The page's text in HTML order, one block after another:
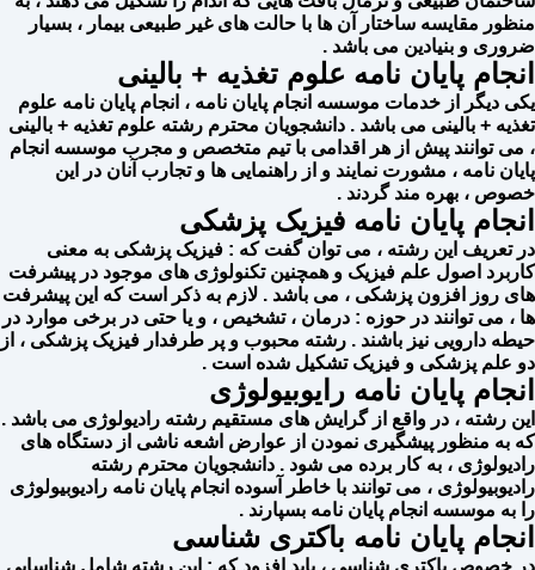
منظور مقایسه ساختار آن ها با حالت های غیر طبیعی بیمار ، بسیار
ضروری و بنیادین می باشد .
انجام پایان نامه علوم تغذیه + بالینی
یکی دیگر از خدمات موسسه انجام پایان نامه ، انجام پایان نامه علوم
تغذیه + بالینی می باشد . دانشجویان محترم رشته علوم تغذیه + بالینی
، می توانند پیش از هر اقدامی با تیم متخصص و مجرب موسسه انجام
پایان نامه ، مشورت نمایند و از راهنمایی ها و تجارب آنان در این
خصوص ، بهره مند گردند .
انجام پایان نامه فیزیک پزشکی
در تعریف این رشته ، می توان گفت که : فیزیک پزشکی به معنی
کاربرد اصول علم فیزیک و همچنین تکنولوژی های موجود در پیشرفت
های روز افزون پزشکی ، می باشد . لازم به ذکر است که این پیشرفت
ها ، می توانند در حوزه : درمان ، تشخیص ، و یا حتی در برخی موارد در
حیطه دارویی نیز باشند . رشته محبوب و پر طرفدار فیزیک پزشکی ، از
دو علم پزشکی و فیزیک تشکیل شده است .
انجام پایان نامه رایوبیولوژی
این رشته ، در واقع از گرایش های مستقیم رشته رادیولوژی می باشد .
که به منظور پیشگیری نمودن از عوارض اشعه ناشی از دستگاه های
رادیولوژی ، به کار برده می شود . دانشجویان محترم رشته
رادیوبیولوژی ، می توانند با خاطر آسوده انجام پایان نامه رادیوبیولوژی
را به موسسه انجام پایان نامه بسپارند .
انجام پایان نامه باکتری شناسی
در خصوص باکتری شناسی ، باید افزود که : این رشته شامل شناسایی